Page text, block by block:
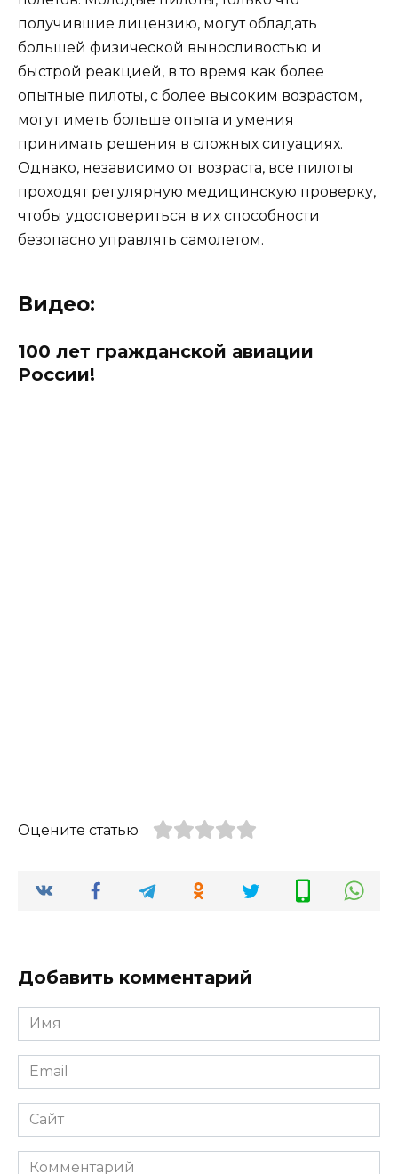
получившие лицензию, могут обладать
большей физической выносливостью и
быстрой реакцией, в то время как более
опытные пилоты, с более высоким возрастом,
могут иметь больше опыта и умения
принимать решения в сложных ситуациях.
Однако, независимо от возраста, все пилоты
проходят регулярную медицинскую проверку,
чтобы удостовериться в их способности
безопасно управлять самолетом.
Видео:
100 лет гражданской авиации
России!
Оцените статью
Добавить комментарий
Имя
*
Email
*
Сайт
Комментарий